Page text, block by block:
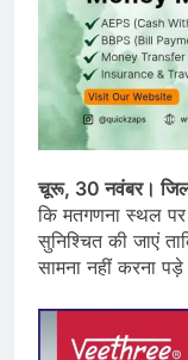
चूरू, 30 नवंबर।
कि मतगणना स्थल
सुनिश्चित की जाएं
सामना नहीं करना